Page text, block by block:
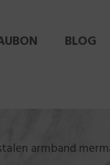
BLOG
armband